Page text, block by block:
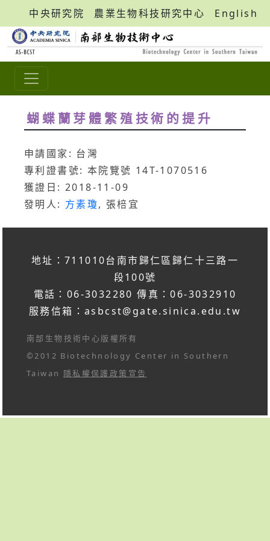
中央研究院 農業生物科技研究中心 English
蝴蝶蘭芽體繁殖技術的提升
申請國家: 台灣
專利證書號: 本院覽號 14T-1070516
獲證日: 2018-11-09
發明人: 方素瓊, 張棓宜
地址：711010台南市歸仁區歸仁十三路一
段100號
電話：06-3032280 傳真：06-3032910
服務信箱： asbcst@gate.sinica.edu.tw
南部生物技術中心版權所有
©2012 Biotechnology Center in Southern
Taiwan 隱私權保護政策宣告